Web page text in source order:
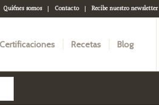
Quiénes somos Contacto Recibe nuestro newsletter
Recetas Blog